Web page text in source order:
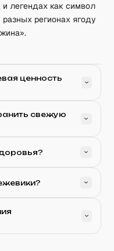
легендах как символ
регионах ягоду
ценность
свежую